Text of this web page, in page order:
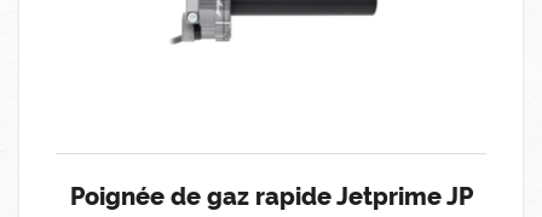
Poignée de gaz rapide Jetprime JP